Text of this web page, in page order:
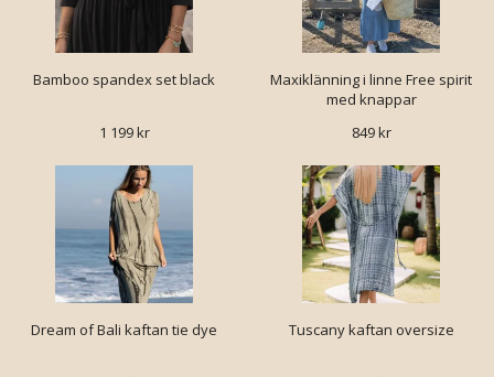
Bamboo spandex set black
1 199 kr
Maxiklänning i linne Free spirit
med knappar
849 kr
Dream of Bali kaftan tie dye Tuscany kaftan oversize